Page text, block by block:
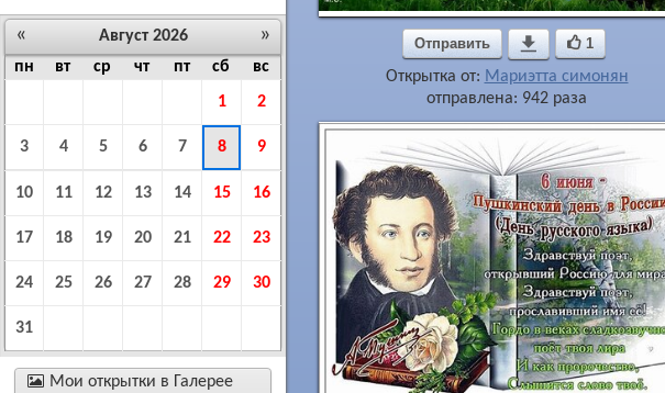
« »
Август 2026
пн
вт ср чт пт сб
вс
1
2
3 4 5 6 7 8 9
10 11 12 13 14 15 16
17 18 19 20 21 22 23
24 25 26 27 28 29 30
31
 Мои открытки в Галерее
Отправить  1
Открытка от: Мариэтта симонян
отправлена: 942 раза